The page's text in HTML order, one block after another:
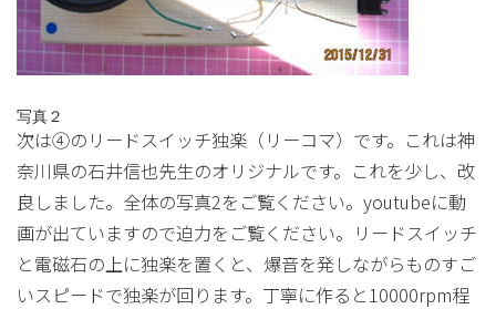
写真２
次は④のリードスイッチ独楽（リーコマ）です。これは神
奈川県の石井信也先生のオリジナルです。これを少し、改
良しました。全体の写真2をご覧ください。youtubeに動
画が出ていますので迫力をご覧ください。リードスイッチ
と電磁石の上に独楽を置くと、爆音を発しながらものすご
いスピードで独楽が回ります。丁寧に作ると10000rpm程